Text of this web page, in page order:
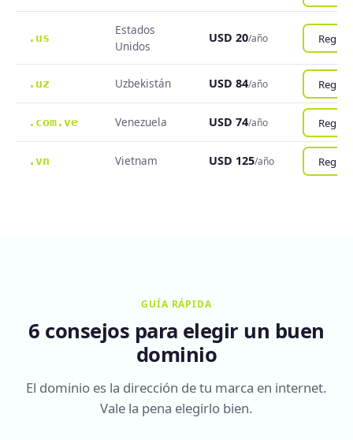
.us
Estados
Unidos
USD 20/año
.uz Uzbekistán USD 84/año
.com.ve Venezuela USD 74/año
.vn Vietnam USD 125/año
GUÍA RÁPIDA
6 consejos para elegir un buen
dominio
El dominio es la dirección de tu marca en internet.
Vale la pena elegirlo bien.